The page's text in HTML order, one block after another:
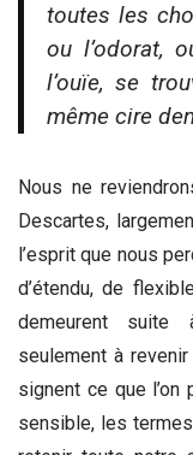
toutes les
ou l’odorat,
l’ouïe, se
même cire
Nous ne
Descartes,
l’esprit que nous
d’étendu, de
demeurent suite
seulement à
signent ce que l’on
sensible, les